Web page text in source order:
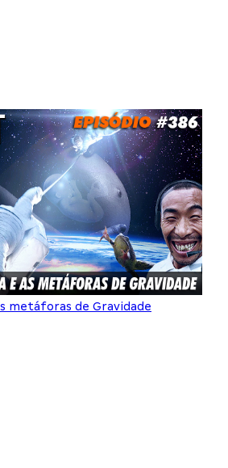
metáforas de Gravidade